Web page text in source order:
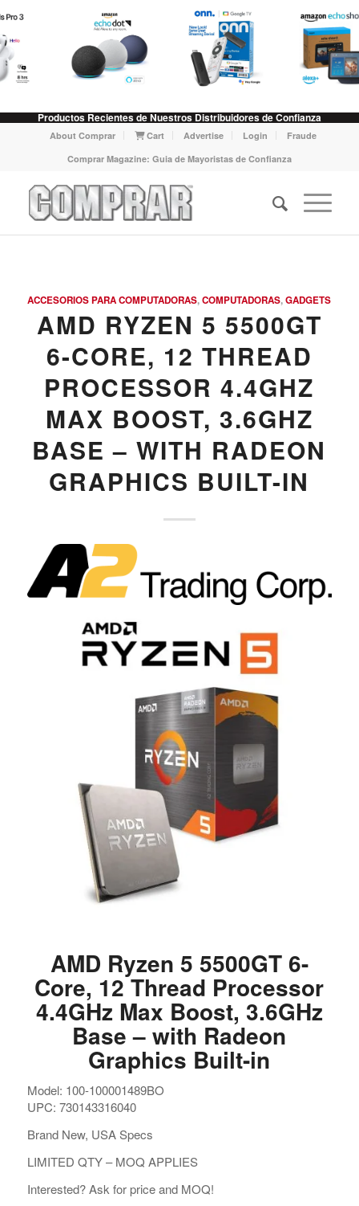
Productos Recientes de Nuestros Distribuidores de Confianza
About Comprar Cart Advertise Login
Fraude
Comprar Magazine: Guia de Mayoristas de Confianza
ACCESORIOS PARA COMPUTADORAS,COMPUTADORAS,GADGETS
AMD RYZEN 5 5500GT
6-CORE, 12 THREAD
PROCESSOR 4.4GHZ
MAX BOOST, 3.6GHZ
BASE – WITH RADEON
GRAPHICS BUILT-IN
AMD Ryzen 5 5500GT 6-
Core, 12 Thread Processor
4.4GHz Max Boost, 3.6GHz
Base – with Radeon
Graphics Built-in
Model: 100-100001489BO
UPC: 730143316040
Brand New, USA Specs
LIMITED QTY – MOQ APPLIES
Interested? Ask for price and MOQ!